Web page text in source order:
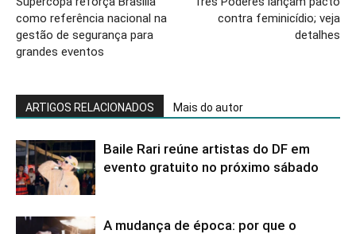
como referência nacional na
gestão de segurança para
grandes eventos
contra feminicídio; veja
detalhes
ARTIGOS RELACIONADOS Mais do autor
Baile Rari reúne artistas do DF em
evento gratuito no próximo sábado
A mudança de época: por que o